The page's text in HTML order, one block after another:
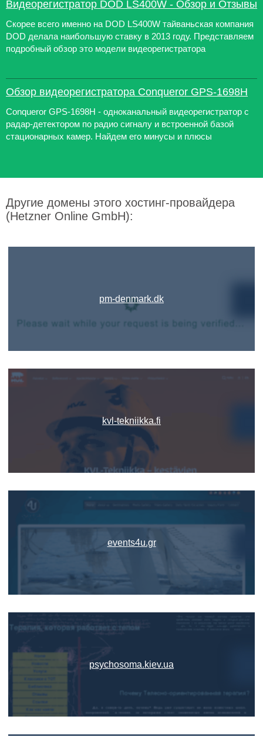
Видеорегистратор DOD LS400W - Обзор и Отзывы
Скорее всего именно на DOD LS400W тайваньская компания
DOD делала наибольшую ставку в 2013 году. Представляем
подробный обзор это модели видеорегистратора
Обзор видеорегистратора Conqueror GPS-1698H
Conqueror GPS-1698H - одноканальный видеорегистратор с
радар-детектором по радио сигналу и встроенной базой
стационарных камер. Найдем его минусы и плюсы
Другие домены этого хостинг-провайдера
(Hetzner Online GmbH):
pm-denmark.dk
kvl-tekniikka.fi
events4u.gr
psychosoma.kiev.ua